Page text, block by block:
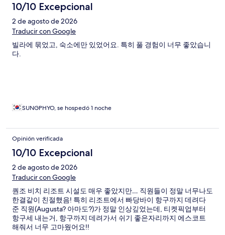
10/10 Excepcional
2 de agosto de 2026
Traducir con Google
빌라에 묶었고, 숙소에만 있었어요. 특히 풀 경험이 너무 좋았습니
다.
SUNGPHYO, se hospedó 1 noche
Opinión verificada
10/10 Excepcional
2 de agosto de 2026
Traducir con Google
퀀조 비치 리조트 시설도 매우 좋았지만… 직원들이 정말 너무나도
한결같이 친절했음! 특히 리조트에서 빠당바이 항구까지 데려다
준 직원(Augusta? 아마도?)가 정말 인상깊었는데, 티켓픽업부터
항구세 내는거, 항구까지 데려가서 쉬기 좋은자리까지 에스코트
해줘서 너무 고마웠어요!!